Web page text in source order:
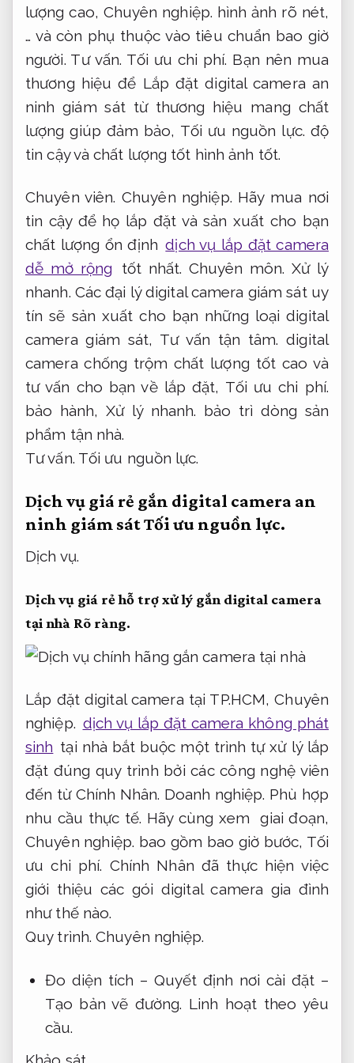
lượng cao, Chuyên nghiệp. hình ảnh rõ nét,
… và còn phụ thuộc vào tiêu chuẩn bao giờ
người. Tư vấn. Tối ưu chi phí. Bạn nên mua
thương hiệu để Lắp đặt digital camera an
ninh giám sát từ thương hiệu mang chất
lượng giúp đảm bảo, Tối ưu nguồn lực. độ
tin cậy và chất lượng tốt hình ảnh tốt.
Chuyên viên. Chuyên nghiệp. Hãy mua nơi
tin cậy để họ lắp đặt và sản xuất cho bạn
chất lượng ổn định dịch vụ lắp đặt camera
dễ mở rộng
tốt nhất. Chuyên môn. Xử lý
nhanh. Các đại lý digital camera giám sát uy
tín sẽ sản xuất cho bạn những loại digital
camera giám sát, Tư vấn tận tâm. digital
camera chống trộm chất lượng tốt cao và
tư vấn cho bạn về lắp đặt, Tối ưu chi phí.
bảo hành,Xử lý nhanh. bảo trì dòng sản
phẩm tận nhà.
Tư vấn. Tối ưu nguồn lực.
Dịch vụ giá rẻ gắn digital camera an
ninh giám sátTối ưu nguồn lực.
Dịch vụ.
Dịch vụ giá rẻ hỗ trợ xử lý gắn digital camera
tại nhà Rõ ràng.
Lắp đặt digital camera tại TP.HCM,Chuyên
nghiệp. dịch vụ lắp đặt camera không phát
sinh tại nhà bắt buộc một trình tự xử lý lắp
đặt đúng quy trình bởi các công nghệ viên
đến từ Chính Nhân. Doanh nghiệp. Phù hợp
nhu cầu thực tế. Hãy cùng xem giai đoạn,
Chuyên nghiệp. bao gồm bao giờ bước, Tối
ưu chi phí. Chính Nhân đã thực hiện việc
giới thiệu các gói digital camera gia đình
như thế nào.
Quy trình. Chuyên nghiệp.
Đo diện tích – Quyết định nơi cài đặt –
Tạo bản vẽ đường. Linh hoạt theo yêu
cầu.